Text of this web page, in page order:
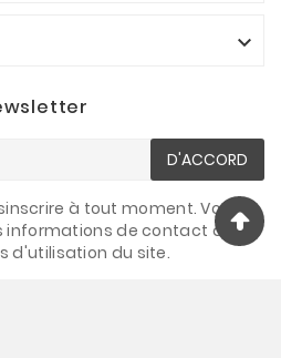

D'ACCORD
à tout moment. Vous
informations de contact dans
d'utilisation du site.